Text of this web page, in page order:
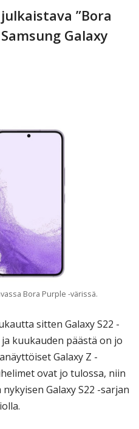
”Bora
Galaxy
Bora Purple -värissä.
sitten Galaxy S22 -
kuukauden päästä on jo
Galaxy Z -
ovat jo tulossa, niin
Galaxy S22 -sarjan